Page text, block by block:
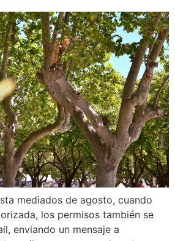
mediados de agosto, cuando
los permisos también se
enviando un mensaje a